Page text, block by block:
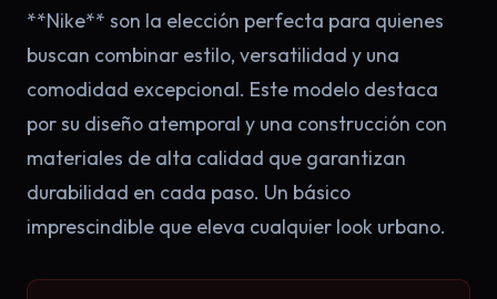
**Nike** son la elección perfecta para quienes
buscan combinar estilo, versatilidad y una
comodidad excepcional. Este modelo destaca
por su diseño atemporal y una construcción con
materiales de alta calidad que garantizan
durabilidad en cada paso. Un básico
imprescindible que eleva cualquier look urbano.